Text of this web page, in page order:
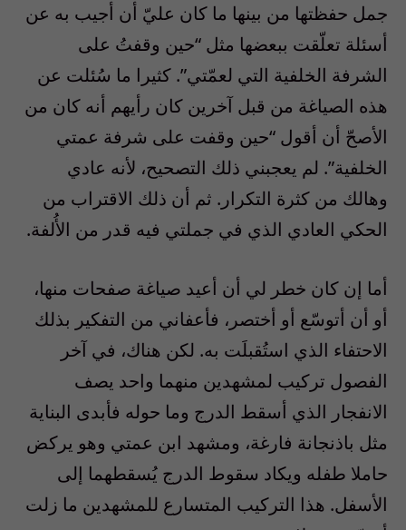
جمل حفظتها من بينها ما كان عليّ أن أجيب به عن
أسئلة تعلّقت ببعضها مثل “حين وقفتُ على
الشرفة الخلفية التي لعمّتي”. كثيرا ما سُئلت عن
هذه الصياغة من قبل آخرين كان رأيهم أنه كان من
الأصحّ أن أقول “حين وقفت على شرفة عمتي
الخلفية”. لم يعجبني ذلك التصحيح، لأنه عادي
وهالك من كثرة التكرار. ثم أن ذلك الاقتراب من
الحكي العادي الذي في جملتي فيه قدر من الأُلفة.
أما إن كان خطر لي أن أعيد صياغة صفحات منها،
أو أن أتوسّع أو أختصر، فأعفاني من التفكير بذلك
الاحتفاء الذي استُقبلَت به. لكن هناك، في آخر
الفصول تركيب لمشهدين منهما واحد يصف
الانفجار الذي أسقط الدرج وما حوله فأبدى البناية
مثل باذنجانة فارغة، ومشهد ابن عمتي وهو يركض
حاملا طفله ويكاد سقوط الدرج يُسقطهما إلى
الأسفل. هذا التركيب المتسارع للمشهدين ما زلت